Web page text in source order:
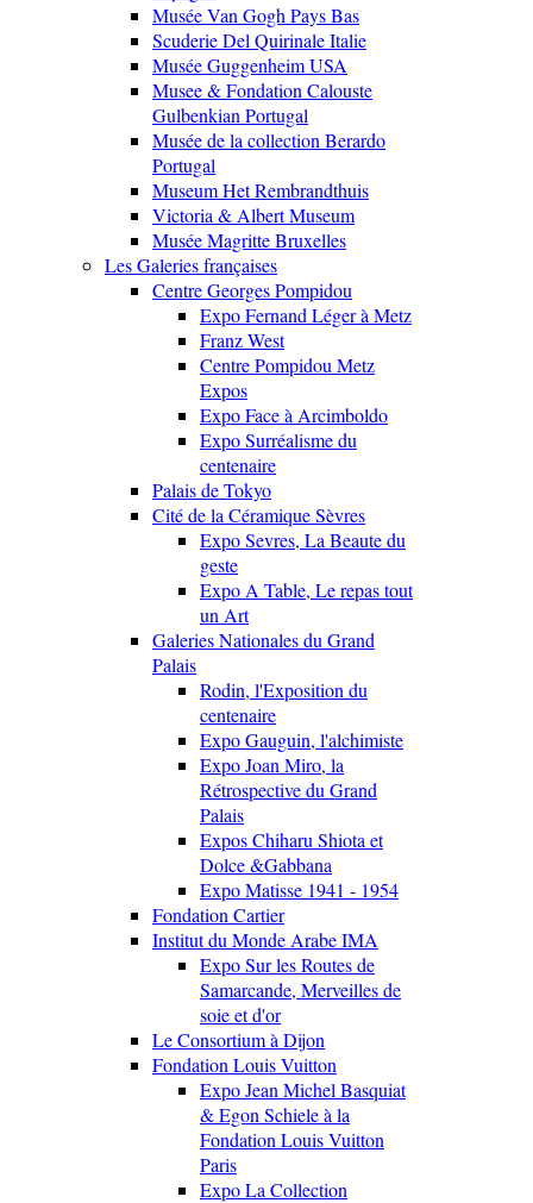
Musée Van Gogh Pays Bas
Scuderie Del Quirinale Italie
Musée Guggenheim USA
Musee & Fondation Calouste
Gulbenkian Portugal
Musée de la collection Berardo
Portugal
Museum Het Rembrandthuis
Victoria & Albert Museum
Musée Magritte Bruxelles
Les Galeries françaises
Centre Georges Pompidou
Expo Fernand Léger à Metz
Franz West
Centre Pompidou Metz
Expos
Expo Face à Arcimboldo
Expo Surréalisme du
centenaire
Palais de Tokyo
Cité de la Céramique Sèvres
Expo Sevres, La Beaute du
geste
Expo A Table, Le repas tout
un Art
Galeries Nationales du Grand
Palais
Rodin, l'Exposition du
centenaire
Expo Gauguin, l'alchimiste
Expo Joan Miro, la
Rétrospective du Grand
Palais
Expos Chiharu Shiota et
Dolce &Gabbana
Expo Matisse 1941 - 1954
Fondation Cartier
Institut du Monde Arabe IMA
Expo Sur les Routes de
Samarcande, Merveilles de
soie et d'or
Le Consortium à Dijon
Fondation Louis Vuitton
Expo Jean Michel Basquiat
& Egon Schiele à la
Fondation Louis Vuitton
Paris
Expo La Collection